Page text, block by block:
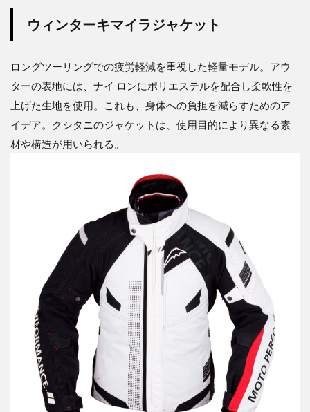
ウィンターキマイラジャケット
ロングツーリングでの疲労軽減を重視した軽量モデル。アウ
ターの表地には、ナイ ロンにポリエステルを配合し柔軟性を
上げた生地を使用。これも、身体への負担を減らすためのア
イデア。クシタニのジャケットは、使用目的により異なる素
材や構造が用いられる。